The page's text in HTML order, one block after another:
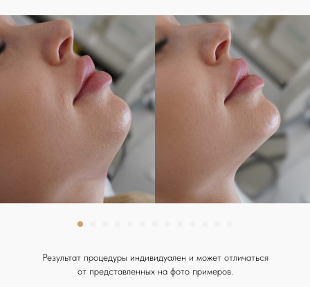
Результат процедуры индивидуален и может отличаться
от представленных на фото примеров.